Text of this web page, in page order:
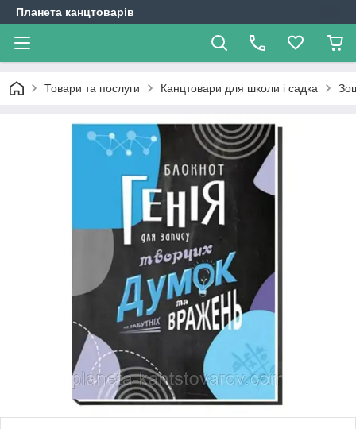
Планета канцтоварів
Товари та послуги Канцтовари для школи і садка